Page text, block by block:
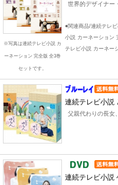
※写真は連続テレビ小説 カ
ーネーション 完全版 全3巻
セットです。
世界的デザイナー
●関連商品/連続テレ
小説 カーネーション
テレビ小説 カーネー
連続テレビ小説
父親代わりの長女
連続テレビ小説